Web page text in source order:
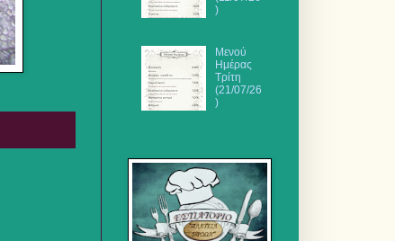
)
Μενού
Ημέρας
Τρίτη
(21/07/26
)